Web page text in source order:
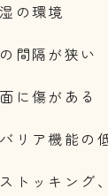
の環境
間隔が狭い
に傷がある
リア機能の
トッキング